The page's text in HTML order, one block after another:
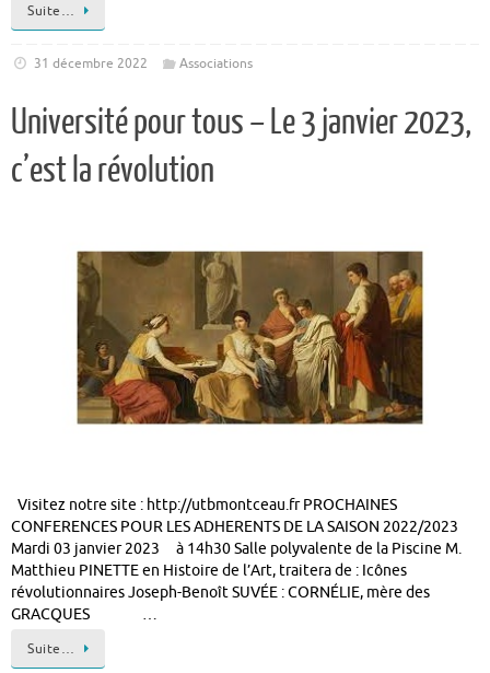
Suite…
31 décembre 2022 Associations
Université pour tous – Le 3 janvier 2023,
c’est la révolution
Visitez notre site : http://utbmontceau.fr PROCHAINES
CONFERENCES POUR LES ADHERENTS DE LA SAISON 2022/2023
Mardi 03 janvier 2023 à 14h30 Salle polyvalente de la Piscine M.
Matthieu PINETTE en Histoire de l’Art, traitera de : Icônes
révolutionnaires Joseph-Benoît SUVÉE : CORNÉLIE, mère des
GRACQUES …
Suite…